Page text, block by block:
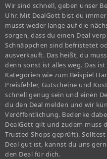
Wir sind schnell, geben unser
Uhr. Mit DealGott bist du
musst weder lange auf die
sorgen, dass du einen Deal
Schnäppchen sind befristetet
ausverkauft. Das heißt, du
denn sonst ist alles weg. Das
Kategorien wie zum Beispiel
Preisfehler, Gutscheine und
schnell genug sein und einen
du den Deal melden und wir
Veröffentlichung. Bedenke
DealGott gilt und zudem muss
Trusted Shops geprüft).
Deal gut ist, kannst du uns
den Deal für dich.